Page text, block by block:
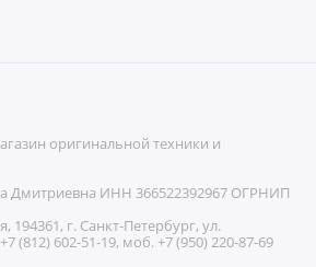
оригинальной техники и
Дмитриевна ИНН 366522392967 ОГРНИП
194361, г. Санкт-Петербург, ул.
(812) 602-51-19, моб. +7 (950) 220-87-69